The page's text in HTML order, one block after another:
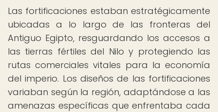
Las fortificaciones estaban estratégicamente
ubicadas a lo largo de las fronteras del
Antiguo Egipto, resguardando los accesos a
las tierras fértiles del Nilo y protegiendo las
rutas comerciales vitales para la economía
del imperio. Los diseños de las fortificaciones
variaban según la región, adaptándose a las
amenazas específicas que enfrentaba cada